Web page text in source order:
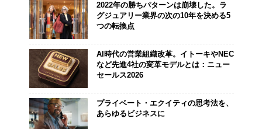
2022年の勝ちパターンは崩壊した。ラ
グジュアリー業界の次の10年を決める5
つの転換点
AI時代の営業組織改革。イトーキやNEC
など先進4社の変革モデルとは：ニュー
セールス2026
プライベート・エクイティの思考法を、
あらゆるビジネスに